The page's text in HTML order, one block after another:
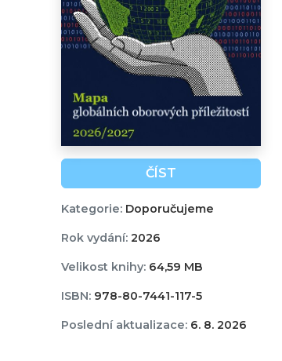
ČÍST
Kategorie:Doporučujeme
Rok vydání:2026
Velikost knihy:64,59 MB
ISBN:978-80-7441-117-5
Poslední aktualizace:6. 8. 2026